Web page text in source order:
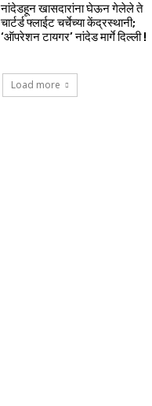
नांदेडहून खासदारांना घेऊन गेलेले ते
चार्टर्ड फ्लाईट चर्चेच्या केंद्रस्थानी;
‘ऑपरेशन टायगर’ नांदेड मार्गे दिल्ली !
Load more